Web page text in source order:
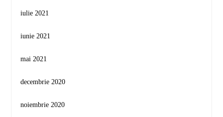
iulie 2021
iunie 2021
mai 2021
decembrie 2020
noiembrie 2020